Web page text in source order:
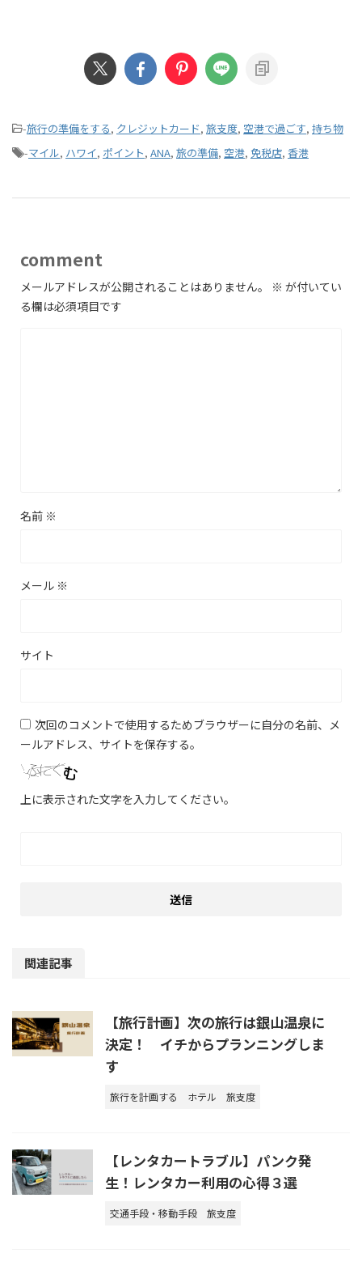
-旅行の準備をする, クレジットカード, 旅支度, 空港で過ごす, 持ち物
-マイル, ハワイ, ポイント, ANA, 旅の準備, 空港, 免税店, 香港
comment
メールアドレスが公開されることはありません。 ※ が付いてい
る欄は必須項目です
名前 ※
メール ※
サイト
次回のコメントで使用するためブラウザーに自分の名前、メ
ールアドレス、サイトを保存する。
上に表示された文字を入力してください。
関連記事
【旅行計画】次の旅行は銀山温泉に
決定！ イチからプランニングしま
す
旅行を計画する ホテル 旅支度
【レンタカートラブル】パンク発
生！レンタカー利用の心得３選
交通手段・移動手段 旅支度